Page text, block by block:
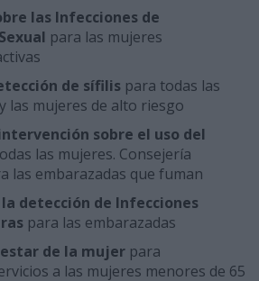
las Infecciones de
para las mujeres
de sífilis para todas las
las mujeres de alto riesgo
sobre el uso del
las mujeres. Consejería
las embarazadas que fuman
detección de Infecciones
para las embarazadas
de la mujer para
a las mujeres menores de 65